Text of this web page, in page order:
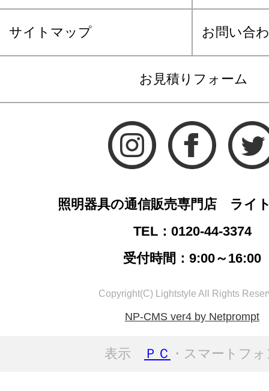
サイトマップ お問い合
お見積りフォーム
照明器具の通信販売専門店 ライ
TEL：0120-44-3374
受付時間：9:00～16:00
Copyright(C) Lightstyle All Rights
NP-CMS ver4 by Netprompt
表示 ＰＣ ・スマートフ